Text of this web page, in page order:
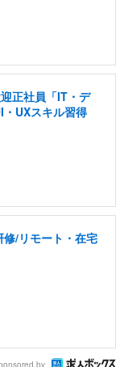
正社員「IT・デ
UXスキル習得
/リモート・在宅
by